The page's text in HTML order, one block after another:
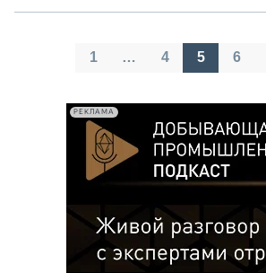
Пагинация
1 … 4 5 6
РЕКЛАМА